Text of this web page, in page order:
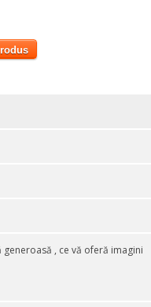
generoasă , ce vă oferă imagini